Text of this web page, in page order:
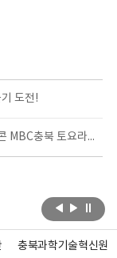
도전!
충북콘텐츠코리아랩 라이징스타콘 MBC충북 토요라디오 출연_많은 청각 바랍니다:)
충북과학기술혁신원